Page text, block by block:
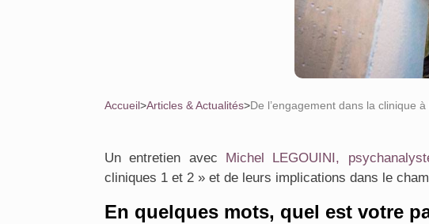
Accueil>Articles & Actualités>De l’engagement dans la clinique
Un entretien avec Michel LEGOUINI,
cliniques 1 et 2 » et de leurs implications dans le
En quelques mots, quel est votre